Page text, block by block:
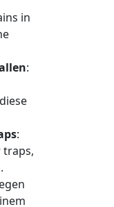
in
:
: